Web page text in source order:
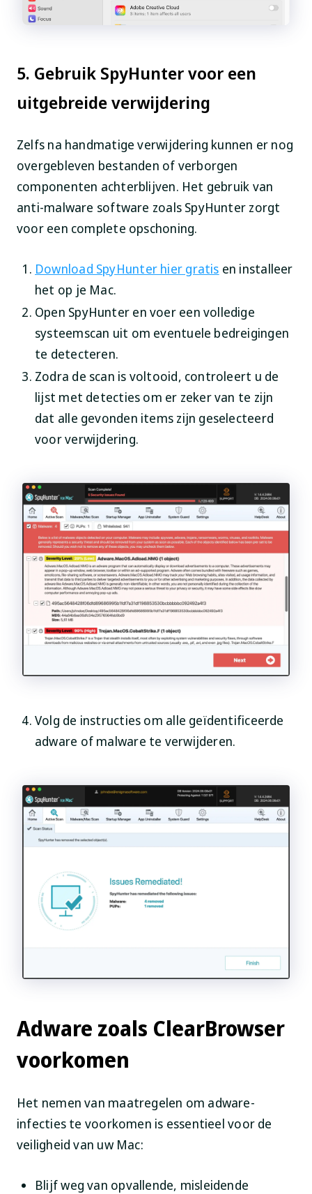
5. Gebruik SpyHunter voor een
uitgebreide verwijdering
Zelfs na handmatige verwijdering kunnen er nog
overgebleven bestanden of verborgen
componenten achterblijven. Het gebruik van
anti-malware software zoals SpyHunter zorgt
voor een complete opschoning.
Download SpyHunter hier gratis en installeer
het op je Mac.
Open SpyHunter en voer een volledige
systeemscan uit om eventuele bedreigingen
te detecteren.
Zodra de scan is voltooid, controleert u de
lijst met detecties om er zeker van te zijn
dat alle gevonden items zijn geselecteerd
voor verwijdering.
Volg de instructies om alle geïdentificeerde
adware of malware te verwijderen.
Adware zoals ClearBrowser
voorkomen
Het nemen van maatregelen om adware-
infecties te voorkomen is essentieel voor de
veiligheid van uw Mac:
Blijf weg van opvallende, misleidende